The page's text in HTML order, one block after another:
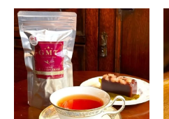
ＷＥＢショップのすべての商品は
2025.12.29
EXPO2025 チャリティーオークシ
セイロン ディンブラ イノベーテ
2025.12.26
“新春吉例！ＧＭＴ紅茶の福袋